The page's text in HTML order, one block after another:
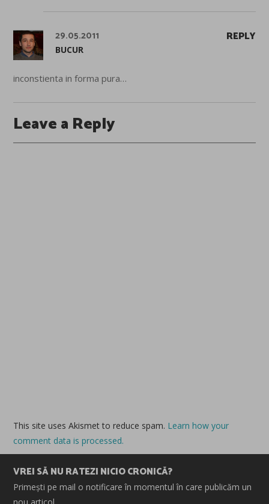
REPLY
29.05.2011
BUCUR
inconstienta in forma pura…
Leave a Reply
This site uses Akismet to reduce spam. Learn how your
comment data is processed.
VREI SĂ NU RATEZI NICIO CRONICĂ?
Primești pe mail o notificare în momentul în care publicăm un
nou articol.